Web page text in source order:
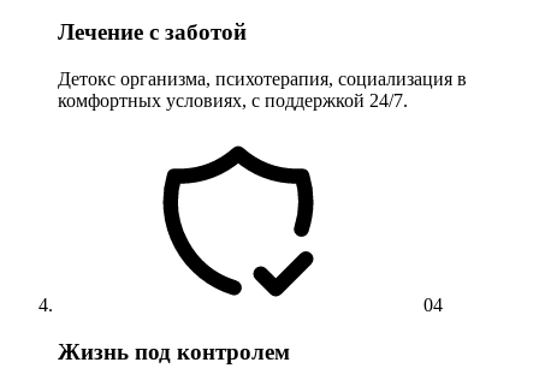
Лечение с заботой
Детокс организма, психотерапия, социализация в
комфортных условиях, с поддержкой 24/7.
04
Жизнь под контролем